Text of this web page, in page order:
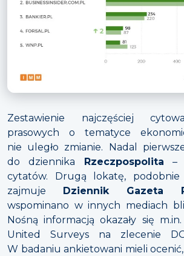
Zestawienie najczęściej
prasowych o tematyce
nie uległo zmianie. Nadal
do dziennika Rzeczpospolita –
cytatów. Drugą lokatę,
zajmuje Dziennik Gazeta
wspominano w innych mediach
Nośną informacją okazały się
United Surveys na zlecenie
W badaniu ankietowani mieli